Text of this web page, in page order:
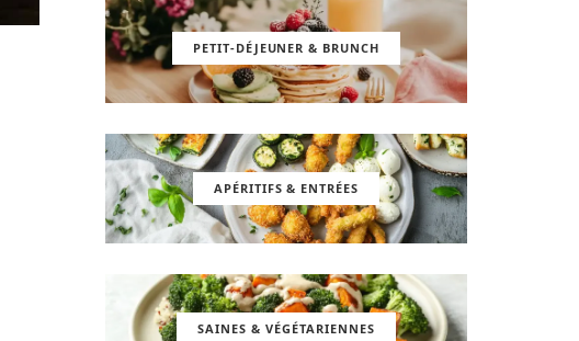
PETIT-DÉJEUNER & BRUNCH
APÉRITIFS & ENTRÉES
SAINES & VÉGÉTARIENNES